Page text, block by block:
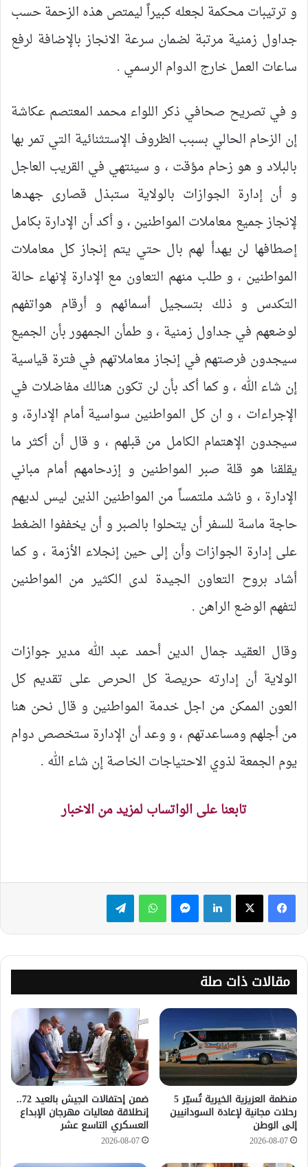
و ترتيبات محكمة لجعله كبيراً ليمتص هذه الزحمة حسب
جداول زمنية مرتبة لضمان سرعة الانجاز بالإضافة لرفع
ساعات العمل خارج الدوام الرسمي .
و في تصريح صحافي ذكر اللواء محمد المعتصم عكاشة
إن الزحام الحالي بسبب الظروف الإستثنائية التي تمر بها
بالبلاد و هو زحام مؤقت ، و سينتهي في القريب العاجل
و أن إدارة الجوازات بالولاية ستبذل قصارى جهدها
لإنجاز جميع معاملات المواطنين ، و أكد أن الإدارة بكامل
إصطافها لن يهدأ لهم بال حتي يتم إنجاز كل معاملات
المواطنين ، و طلب منهم التعاون مع الإدارة لإنهاء حالة
التكدس و ذلك بتسجيل أسمائهم و أرقام هواتفهم
لوضعهم في جداول زمنية ، و طمأن الجمهور بأن الجميع
سيجدون فرصتهم في إنجاز معاملاتهم في فترة قياسية
إن شاء الله ، و كما أكد بأن لن تكون هنالك مفاضلات في
الإجراءات ، و ان كل المواطنين سواسية أمام الإدارة، و
سيجدون الإهتمام الكامل من قبلهم ، و قال أن أكثر ما
يقلقنا هو قلة صبر المواطنين و إزدحامهم أمام مباني
الإدارة ، و ناشد ملتمساً من المواطنين الذين ليس لديهم
حاجة ماسة للسفر أن يتحلوا بالصبر و أن يخففوا الضغط
على إدارة الجوازات وأن إلى حين إنجلاء الأزمة ، و كما
أشاد بروح التعاون الجيدة لدى الكثير من المواطنين
لتفهم الوضع الراهن .
وقال العقيد جمال الدين أحمد عبد الله مدير جوازات
الولاية أن إدارته حريصة كل الحرص على تقديم كل
العون الممكن من اجل خدمة المواطنين و قال نحن هنا
من أجلهم ومساعدتهم ، و وعد أن الإدارة ستخصص دوام
يوم الجمعة لذوي الاحتياجات الخاصة إن شاء الله .
تابعنا على الواتساب لمزيد من الاخبار
لينكدإن ماسنجر واتساب تيلقرام
مقالات ذات صلة
منظمة العزيزية الخيرية تُسيّر 5
رحلات مجانية لإعادة السودانيين
إلى الوطن
2026-08-07
ضمن إحتفالات الجيش بالعيد 72..
إنطلاقة فعاليات مهرجان الإبداع
العسكري التاسع عشر
2026-08-07